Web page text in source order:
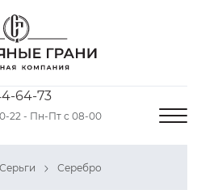
64-73
22 - Пн-Пт с 08-00
Серьги Серебро